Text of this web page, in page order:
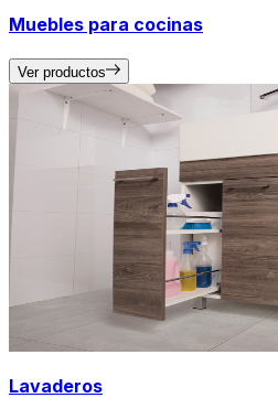
Muebles para cocinas
Ver productos
Lavaderos